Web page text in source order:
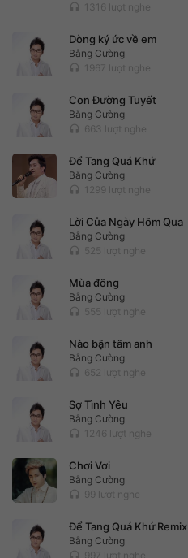
headset 1316 lượt nghe
Dòng ký ức về em
Bằng Cường
headset 1967 lượt nghe
Con Đường Tuyết
Bằng Cường
headset 663 lượt nghe
Để Tang Quá Khứ
Bằng Cường
headset 1299 lượt nghe
Lời Của Ngày Hôm Qua
Bằng Cường
headset 525 lượt nghe
Mùa đông
Bằng Cường
headset 555 lượt nghe
Nào bận tâm anh
Bằng Cường
headset 652 lượt nghe
Sợ Tình Yêu
Bằng Cường
headset 1246 lượt nghe
Chơi Vơi
Bằng Cường
headset 99 lượt nghe
Để Tang Quá Khứ Remix
Bằng Cường
headset 997 lượt nghe